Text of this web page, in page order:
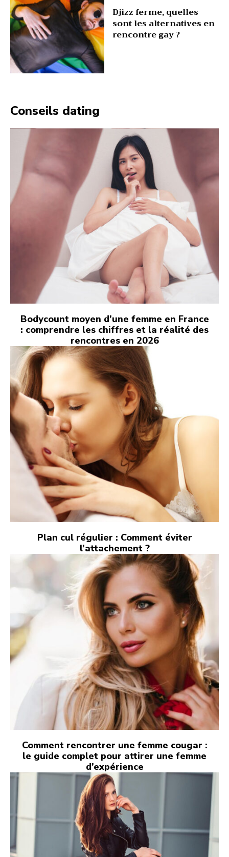
Djizz ferme, quelles
sont les alternatives en
rencontre gay ?
Conseils dating
Bodycount moyen d’une femme en France
: comprendre les chiffres et la réalité des
rencontres en 2026
Plan cul régulier : Comment éviter
l’attachement ?
Comment rencontrer une femme cougar :
le guide complet pour attirer une femme
d’expérience